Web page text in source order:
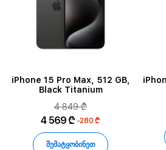
iPhone 15 Pro Max, 512 GB,
Black Titanium
4 849 ₾
4 569 ₾ -280 ₾
შემატყობინეთ